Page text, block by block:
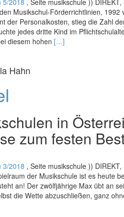
5/2018 , Seite musikschule )) DIREKT,
Mu­­sikschul-Förderrichtlinien,
der Personalkosten, stieg die Zahl
jedes dritte Kind im
diesem hohen Read
[…]
Hahn
in
zum festen
3/2018 , Seite musikschule )) DIREKT,
der Musikschule ist es heute
an! Der zwölfjährige Max übt an
die Wette abzuschließen, ganz